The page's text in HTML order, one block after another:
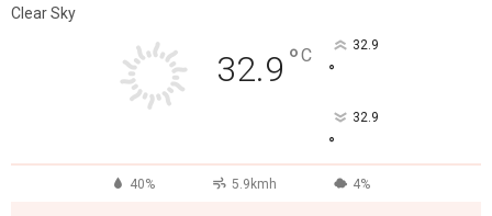
Clear Sky
32.9 °C 32.9
°
32.9
°
40% 5.9kmh 4%